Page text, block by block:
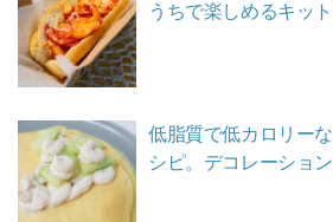
うちで楽しめるキッ
低脂質で低カロリー
シピ。デコレーショ